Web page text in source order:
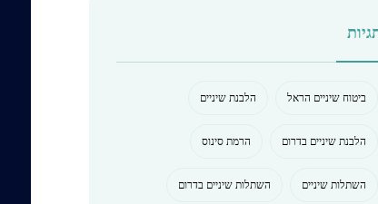
ביטוח שיניים הראל הלבנת שיניים
הלבנת שיניים בדרום הרמת סינוס
השתלות שיניים השתלות שיניים בדרום